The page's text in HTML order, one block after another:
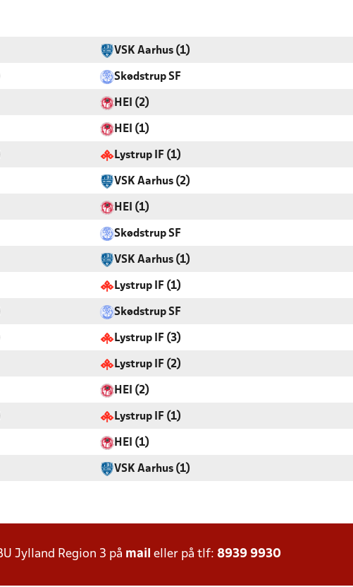
VSK Aarhus (1)
Skødstrup SF
HEI (2)
HEI (1)
Lystrup IF (1)
VSK Aarhus (2)
HEI (1)
Skødstrup SF
VSK Aarhus (1)
Lystrup IF (1)
Skødstrup SF
Lystrup IF (3)
Lystrup IF (2)
HEI (2)
Lystrup IF (1)
HEI (1)
VSK Aarhus (1)
Jylland Region 3 på mail eller på tlf: 8939 9930